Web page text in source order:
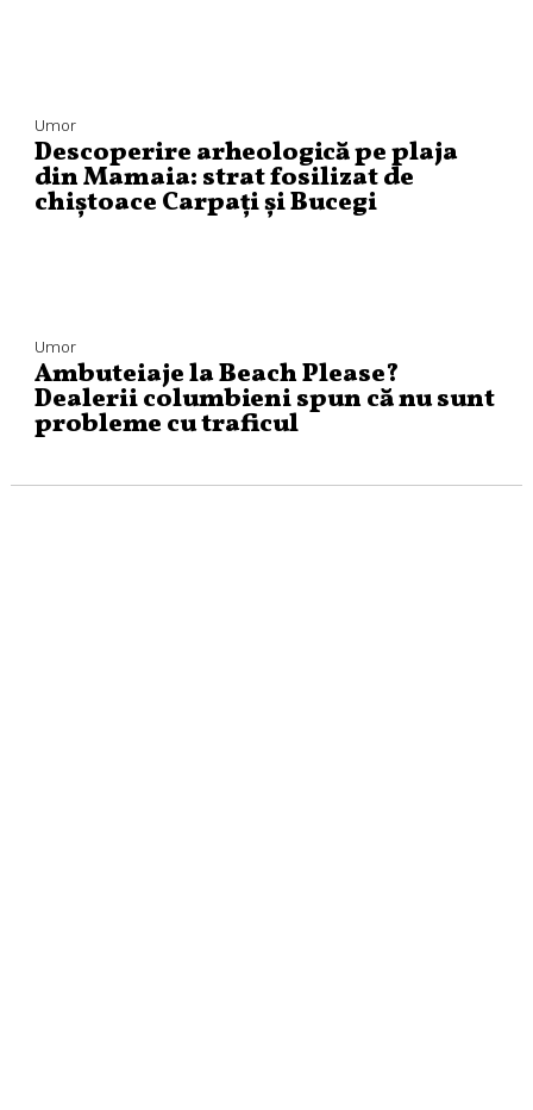
Umor
Descoperire arheologică pe plaja
din Mamaia: strat fosilizat de
chiștoace Carpați și Bucegi
Umor
Ambuteiaje la Beach Please?
Dealerii columbieni spun că nu sunt
probleme cu traficul